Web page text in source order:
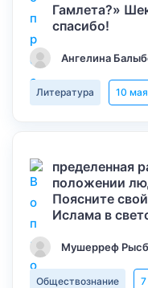
Гамлета?»
спасибо!
Ангелина
Литература 10
пределенная
положении
Поясните
Ислама в
Мушерреф
Обществознание